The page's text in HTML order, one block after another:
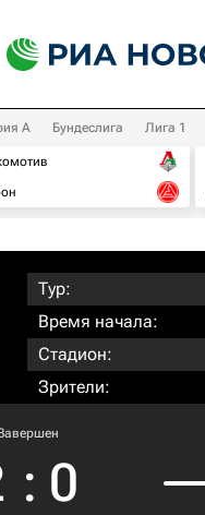
А Бундеслига Лига 1
Тур:
Время начала:
Стадион:
Зрители:
: 0